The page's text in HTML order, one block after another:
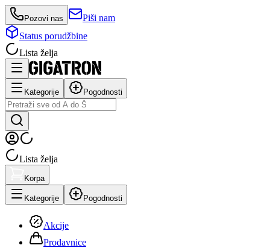
Pozovi nas
Piši nam
Status porudžbine
Lista želja
Kategorije Pogodnosti
Lista želja
Korpa
Kategorije Pogodnosti
Akcije
Prodavnice